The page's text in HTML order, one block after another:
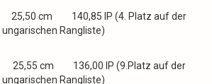
cm 140,85 IP (4. Platz auf der
ungarischen Rangliste)
cm 136,00 IP (9.Platz auf der
ungarischen Rangliste)